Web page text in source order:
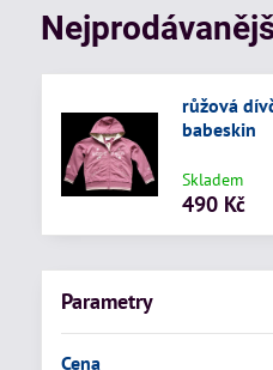
růžová
babeskin
Skladem
490 Kč
Parametry
Cena